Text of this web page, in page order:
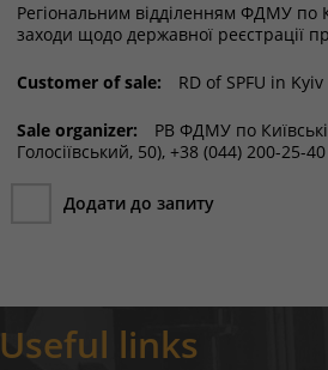
Регіональним відділенням ФДМУ по
заходи щодо державної реєстрації
Customer of sale: RD of SPFU in
Sale organizer:
РВ ФДМУ по
Голосіївський, 50), +38 (044) 200-25-40
Додати до запиту
Useful links